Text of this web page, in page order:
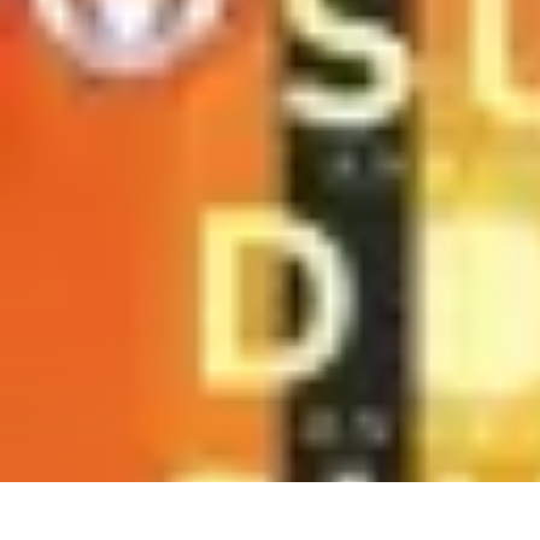
Sélection Bio
selection bio
Comparatifs Bio Beauté et Bien-êtreTendances